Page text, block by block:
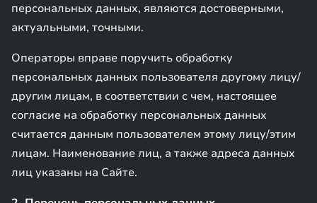
персональных данных, являются достоверными,
актуальными, точными.
Операторы вправе поручить обработку
персональных данных пользователя другому лицу/
другим лицам, в соответствии с чем, настоящее
согласие на обработку персональных данных
считается данным пользователем этому лицу/этим
лицам. Наименование лиц, а также адреса данных
лиц указаны на Сайте.